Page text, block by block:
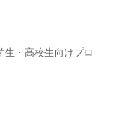
生・高校生向けプロ